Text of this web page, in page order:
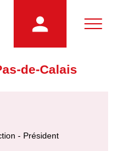
de-Calais
- Président